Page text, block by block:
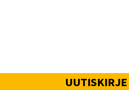
UUTISKIRJE